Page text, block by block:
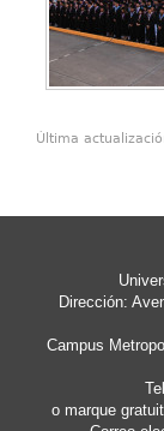
Última
Dirección:
Campus
o marque